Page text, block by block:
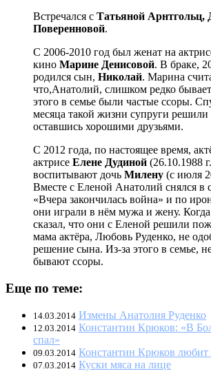
Встречался с Татьяной Арнтгольц,
Поверенновой.
С 2006-2010 год был женат на
кино Марине Денисовой. В браке,
родился сын, Николай. Марина
что,Анатолий, слишком редко
этого в семье были частые ссоры.
месяца такой жизни супруги решили
оставшись хорошими друзьями.
С 2012 года, по настоящее время,
актрисе Елене Дудиной (26.10.1988
воспитывают дочь Милену (с июля
Вместе с Еленой Анатолий снялся в
«Вчера закончилась война» и по
они играли в нём мужа и жену.
сказал, что они с Еленой решили
мама актёра, Любовь Руденко, не
решение сына. Из-за этого в семье,
бывают ссоры.
Еще по теме:
14.03.2014 Измены Анатолия Руденко
12.03.2014 Константин Крюков: «В
спал»
09.03.2014 Константин Крюков любит
07.03.2014 Куски мяса на лице